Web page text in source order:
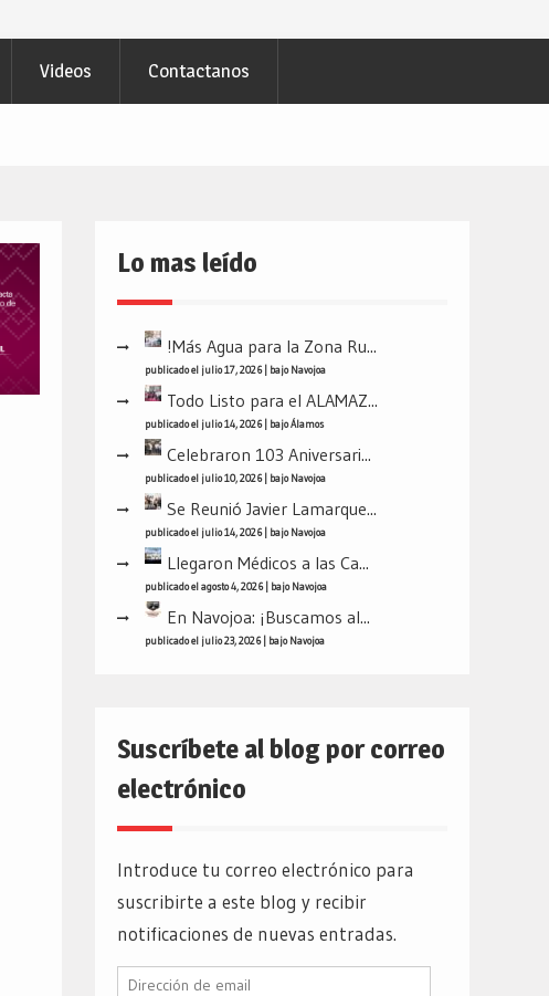
Videos Contactanos
Lo mas leído
!Más Agua para la Zona Ru...
publicado el julio 17, 2026| bajoNavojoa
Todo Listo para el ALAMAZ...
publicado el julio 14, 2026| bajoÁlamos
Celebraron 103 Aniversari...
publicado el julio 10, 2026| bajoNavojoa
Se Reunió Javier Lamarque...
publicado el julio 14, 2026| bajoNavojoa
Llegaron Médicos a las Ca...
publicado el agosto 4, 2026| bajoNavojoa
En Navojoa: ¡Buscamos al...
publicado el julio 23, 2026| bajoNavojoa
Suscríbete al blog por correo
electrónico
Introduce tu correo electrónico para
suscribirte a este blog y recibir
notificaciones de nuevas entradas.
Dirección